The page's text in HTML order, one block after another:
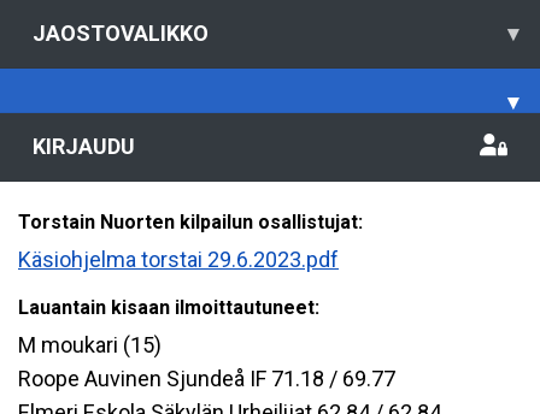
JAOSTOVALIKKO ▾
▾
KIRJAUDU
Torstain Nuorten kilpailun osallistujat:
Käsiohjelma torstai 29.6.2023.pdf
Lauantain kisaan ilmoittautuneet:
M moukari (15)
Roope Auvinen Sjundeå IF 71.18 / 69.77